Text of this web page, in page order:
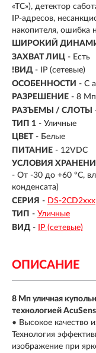
«ТС»), детектор
IP-адресов,
накопителя, ошибка
ШИРОКИЙ
ЗАХВАТ ЛИЦ - Есть
!ВИД - IP (сетевые)
ОСОБЕННОСТИ - С
РАЗРЕШЕНИЕ - 8 Мп
РАЗЪЕМЫ / СЛОТЫ
ТИП 1 - Уличные
ЦВЕТ - Белые
ПИТАНИЕ - 12VDC
УСЛОВИЯ
- От -30 до +60 °C,
конденсата)
СЕРИЯ - DS-2CD2xxx
ТИП - Уличные
ВИД - IP (сетевые)
ОПИСАНИЕ
8 Мп уличная
технологией
• Высокое качество
Технология
изображение при